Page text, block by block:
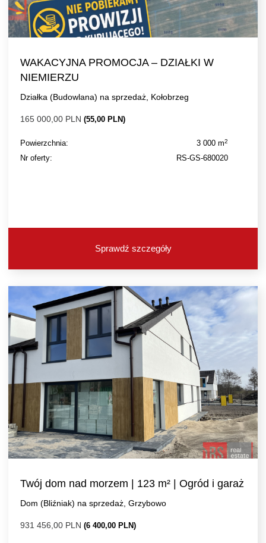
WAKACYJNA PROMOCJA – DZIAŁKI W
NIEMIERZU
Działka (Budowlana) na sprzedaż, Kołobrzeg
165 000,00 PLN (55,00 PLN)
Powierzchnia: 3 000 m2
Nr oferty: RS-GS-680020
Sprawdź szczegóły
Twój dom nad morzem | 123 m² | Ogród i garaż
Dom (Bliźniak) na sprzedaż, Grzybowo
931 456,00 PLN (6 400,00 PLN)